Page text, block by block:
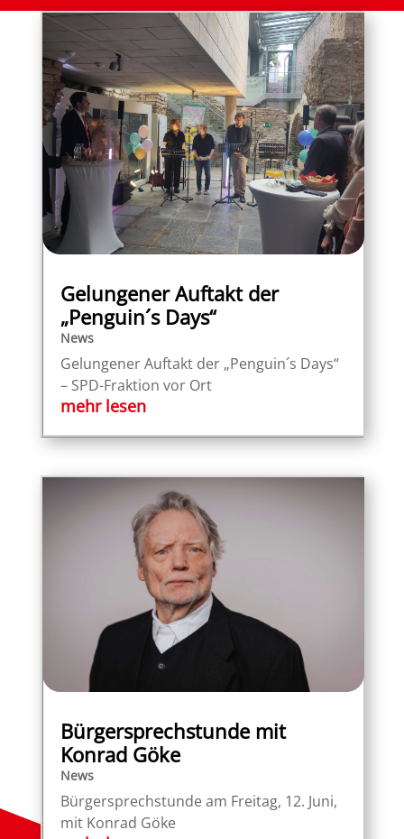
Gelungener Auftakt der
„Penguin´s Days“
News
Gelungener Auftakt der „Penguin´s Days“
– SPD-Fraktion vor Ort
mehr lesen
Bürgersprechstunde mit
Konrad Göke
News
Bürgersprechstunde am Freitag, 12. Juni,
mit Konrad Göke